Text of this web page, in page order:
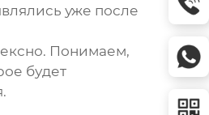
уже после
Понимаем,
будет